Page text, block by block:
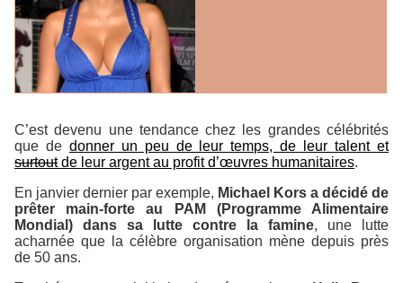
C’est devenu une tendance chez les grandes célébrités
que de donner un peu de leur temps, de leur talent et
surtoutde leur argent au profit d’œuvres humanitaires.
En janvier dernier par exemple, Michael Kors a décidé de
prêter main-forte au PAM (Programme Alimentaire
Mondial) dans sa lutte contre la famine, une lutte
acharnée que la célèbre organisation mène depuis près
de 50 ans.